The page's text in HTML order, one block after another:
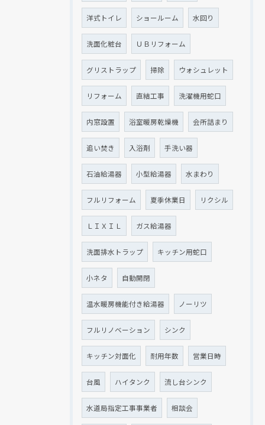
洋式トイレ ショールーム 水回り
洗面化粧台 ＵＢリフォーム
グリストラップ 掃除 ウォシュレット
リフォーム 直結工事 洗濯機用蛇口
内窓設置 浴室暖房乾燥機 会所詰まり
追い焚き 入浴剤 手洗い器
石油給湯器 小型給湯器 水まわり
フルリフォーム 夏季休業日 リクシル
ＬＩＸＩＬ ガス給湯器
洗面排水トラップ キッチン用蛇口
小ネタ 自動開閉
温水暖房機能付き給湯器 ノーリツ
フルリノベーション シンク
キッチン対面化 耐用年数 営業日時
台風 ハイタンク 流し台シンク
水道局指定工事事業者 相談会